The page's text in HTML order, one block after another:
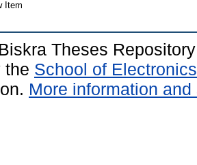
Item
Theses
the School of
More information